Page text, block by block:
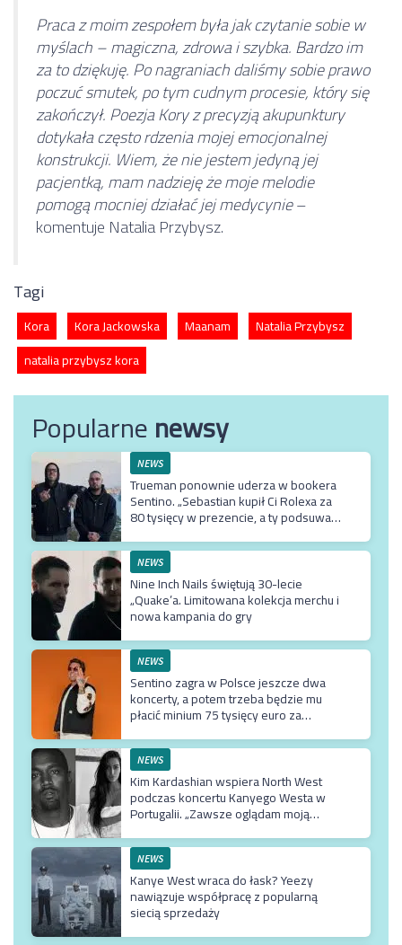
Praca z moim zespołem była jak czytanie sobie w
myślach – magiczna, zdrowa i szybka. Bardzo im
za to dziękuję. Po nagraniach daliśmy sobie prawo
poczuć smutek, po tym cudnym procesie, który się
zakończył. Poezja Kory z precyzją akupunktury
dotykała często rdzenia mojej emocjonalnej
konstrukcji. Wiem, że nie jestem jedyną jej
pacjentką, mam nadzieję że moje melodie
pomogą mocniej działać jej medycynie–
komentuje Natalia Przybysz.
Tagi
Kora Kora Jackowska Maanam
Natalia Przybysz
natalia przybysz kora
Popularnenewsy
NEWS
Trueman ponownie uderza w bookera
Sentino. „Sebastian kupił Ci Rolexa za
80 tysięcy w prezencie, a ty podsuwasz
NEWS
Nine Inch Nails świętują 30-lecie
„Quake’a. Limitowana kolekcja merchu i
nowa kampania do gry
NEWS
Sentino zagra w Polsce jeszcze dwa
koncerty, a potem trzeba będzie mu
płacić minium 75 tysięcy euro za
NEWS
Kim Kardashian wspiera North West
podczas koncertu Kanyego Westa w
Portugalii. „Zawsze oglądam moją
NEWS
Kanye West wraca do łask? Yeezy
nawiązuje współpracę z popularną
siecią sprzedaży